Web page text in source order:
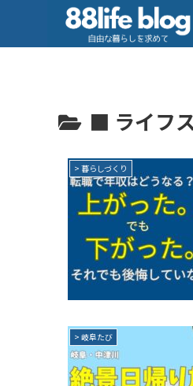
■ ライフ
> 暮らしづくり
> 岐阜たび